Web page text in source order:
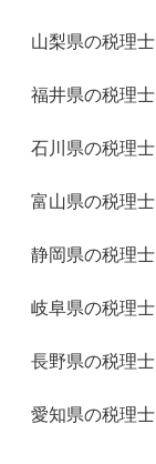
山梨県の税理士
福井県の税理士
石川県の税理士
富山県の税理士
静岡県の税理士
岐阜県の税理士
長野県の税理士
愛知県の税理士